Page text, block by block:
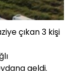
çıkan 3 kişi
geldi.